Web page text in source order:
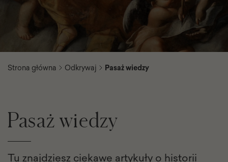
Strona główna Odkrywaj Pasaż wiedzy
Pasaż wiedzy
Tu znajdziesz ciekawe artykuły o historii